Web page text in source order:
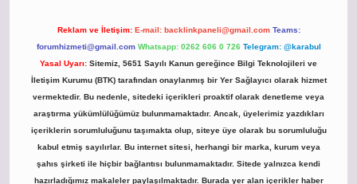
Reklam ve İletişim: E-mail: backlinkpaneli@gmail.com Teams:
forumhizmeti@gmail.com Whatsapp: 0262 606 0 726 Telegram: @karabul
Yasal Uyarı: Sitemiz, 5651 Sayılı Kanun gereğince Bilgi Teknolojileri ve
İletişim Kurumu (BTK) tarafından onaylanmış bir Yer Sağlayıcı olarak hizmet
vermektedir. Bu nedenle, sitedeki içerikleri proaktif olarak denetleme veya
araştırma yükümlülüğümüz bulunmamaktadır. Ancak, üyelerimiz yazdıkları
içeriklerin sorumluluğunu taşımakta olup, siteye üye olarak bu sorumluluğu
kabul etmiş sayılırlar. Bu internet sitesi, herhangi bir marka, kurum veya
şahıs şirketi ile hiçbir bağlantısı bulunmamaktadır. Sitede yalnızca kendi
hazırladığımız makaleler paylaşılmaktadır. Burada yer alan içerikler haber